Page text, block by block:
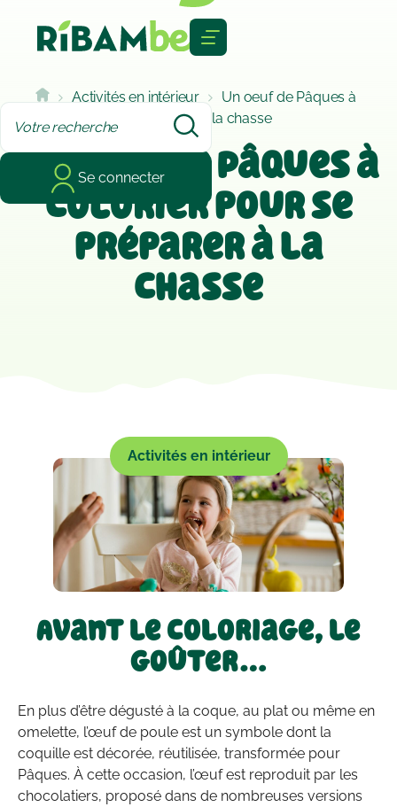
Se connecter
Activités en intérieur
Un oeuf de Pâques à
colorier pour se préparer à la chasse
Un oeuf de Pâques à
colorier pour se
préparer à la
chasse
Activités en intérieur
Avant le coloriage, le
goûter…
En plus d’être dégusté à la coque, au plat ou même en
omelette, l’œuf de poule est un symbole dont la
coquille est décorée, réutilisée, transformée pour
Pâques. À cette occasion, l’œuf est reproduit par les
chocolatiers, proposé dans de nombreuses versions
Cookies management panel